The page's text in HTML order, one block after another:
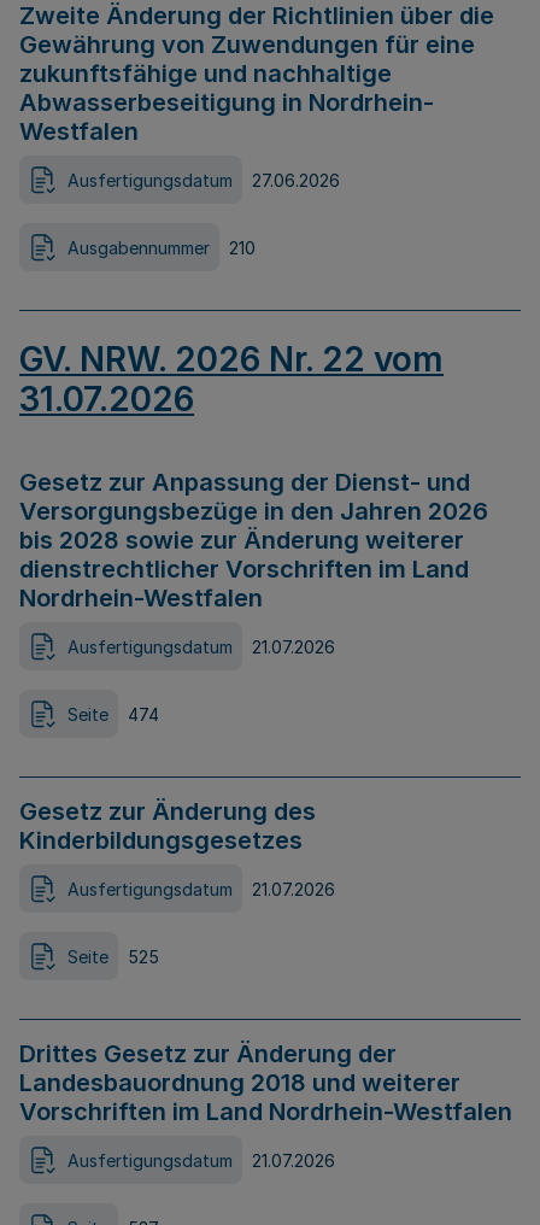
Zweite Änderung der Richtlinien über die
Gewährung von Zuwendungen für eine
zukunftsfähige und nachhaltige
Abwasserbeseitigung in Nordrhein-
Westfalen
Ausfertigungsdatum 27.06.2026
Ausgabennummer 210
GV. NRW. 2026 Nr. 22 vom
31.07.2026
Gesetz zur Anpassung der Dienst- und
Versorgungsbezüge in den Jahren 2026
bis 2028 sowie zur Änderung weiterer
dienstrechtlicher Vorschriften im Land
Nordrhein-Westfalen
Ausfertigungsdatum 21.07.2026
Seite 474
Gesetz zur Änderung des
Kinderbildungsgesetzes
Ausfertigungsdatum 21.07.2026
Seite 525
Drittes Gesetz zur Änderung der
Landesbauordnung 2018 und weiterer
Vorschriften im Land Nordrhein-Westfalen
Ausfertigungsdatum 21.07.2026